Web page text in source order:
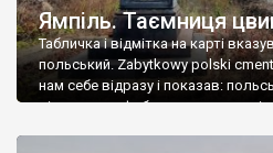
Ямпіль. Таємниця
Табличка і відмітка на карті
польський. Zabytkowy polski
нам себе відразу і показав:
віднести до фабричних, польські